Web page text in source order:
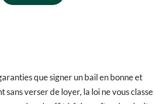
que signer un bail en bonne et
verser de loyer, la loi ne vous classe